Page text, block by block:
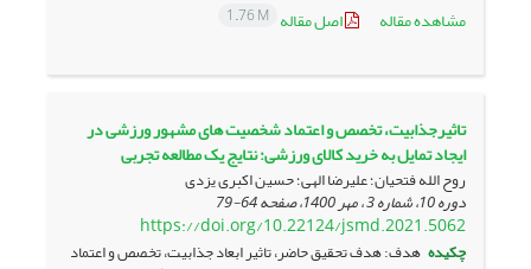
مشاهده مقاله اصل مقاله 1.76 M
تاثیرجذابیت، تخصص و اعتماد شخصیت های مشهور ورزشی در
ایجاد تمایل به خرید کالای ورزشی: نتایج یک مطالعه تجربی
روح الله فتحیان؛ علیرضا الهی؛ حسین اکبری یزدی
دوره 10، شماره 3 ، مهر 1400، صفحه 64-79
https://doi.org/10.22124/jsmd.2021.5062
چکیده هدف: هدف تحقیق حاضر، تاثیر ابعاد جذابیت، تخصص و اعتماد